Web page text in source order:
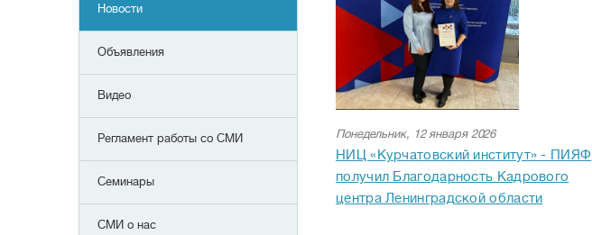
Новости
Объявления
Видео
Регламент работы со СМИ
Семинары
СМИ о нас
Понедельник, 12 января 2026
НИЦ «Курчатовский институт» - ПИЯФ
получил Благодарность Кадрового
центра Ленинградской области